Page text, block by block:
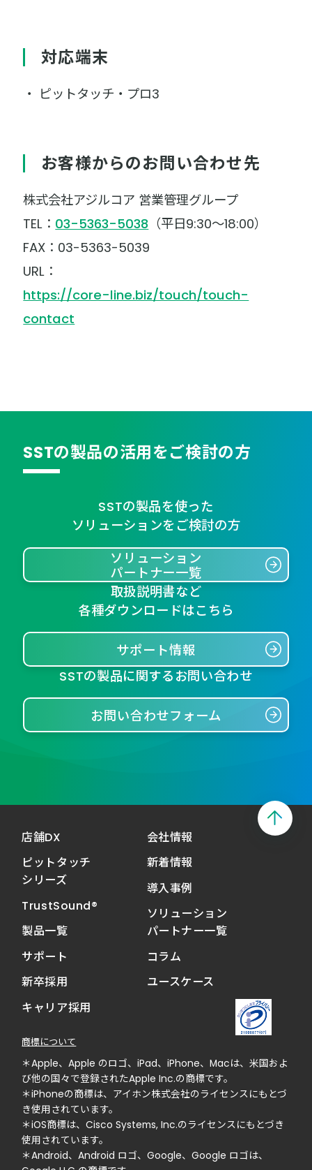
対応端末
ピットタッチ・プロ3
お客様からのお問い合わせ先
株式会社アジルコア 営業管理グループ
TEL： 03-5363-5038 （平日9:30～18:00）
FAX：03-5363-5039
URL：
https://core-line.biz/touch/touch-
contact
SSTの製品の活用をご検討の方
SSTの製品を使った
ソリューションをご検討の方
ソリューション
パートナー一覧
取扱説明書など
各種ダウンロードはこちら
サポート情報
SSTの製品に関するお問い合わせ
お問い合わせフォーム
店舗DX
ピットタッチ
シリーズ
TrustSound®
製品一覧
サポート
新卒採用
キャリア採用
会社情報
新着情報
導入事例
ソリューション
パートナー一覧
コラム
ユースケース
商標について
＊Apple、Apple のロゴ、iPad、iPhone、Macは、米国およ
び他の国々で登録されたApple Inc.の商標です。
＊iPhoneの商標は、アイホン株式会社のライセンスにもとづ
き使用されています。
＊iOS商標は、Cisco Systems, Inc.のライセンスにもとづき
使用されています。
＊Android、Android ロゴ、Google、Google ロゴは、